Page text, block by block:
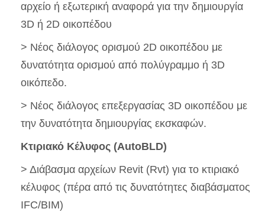
αρχείο ή εξωτερική αναφορά για την δημιουργία
3D ή 2D οικοπέδου
> Νέος διάλογος ορισμού 2D οικοπέδου με
δυνατότητα ορισμού από πολύγραμμο ή 3D
οικόπεδο.
> Νέος διάλογος επεξεργασίας 3D οικοπέδου με
την δυνατότητα δημιουργίας εκσκαφών.
Κτιριακό Κέλυφος (AutoBLD)
> Διάβασμα αρχείων Revit (Rvt) για το κτιριακό
κέλυφος (πέρα από τις δυνατότητες διαβάσματος
IFC/BIM)